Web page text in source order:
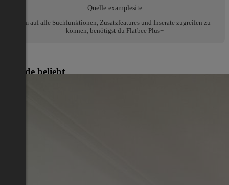
Quelle:examplesite
Um auf alle Suchfunktionen, Zusatzfeatures und Inserate zugreifen zu
können, benötigst du Flatbee Plus+
Gerade beliebt